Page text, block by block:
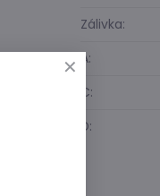
Zálivka:
A:
C:
D: